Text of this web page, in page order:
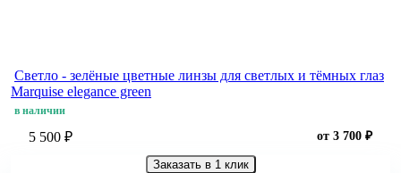
Светло - зелёные цветные линзы для светлых и тёмных глаз
Marquise elegance green
в наличии
5 500 ₽ от 3 700 ₽
Заказать в 1 клик